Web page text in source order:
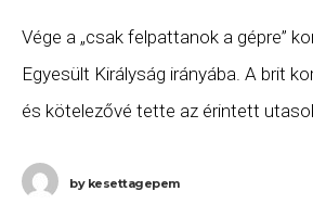
Vége a „csak felpattanok a gépre”
Egyesült Királyság irányába. A brit
és kötelezővé tette az érintett
bykesettagepem